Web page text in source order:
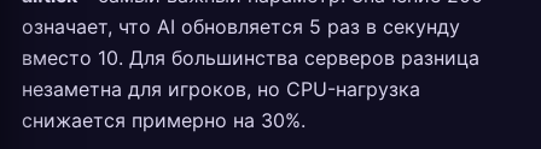
означает, что AI обновляется 5 раз в секунду
вместо 10. Для большинства серверов разница
незаметна для игроков, но CPU-нагрузка
снижается примерно на 30%.